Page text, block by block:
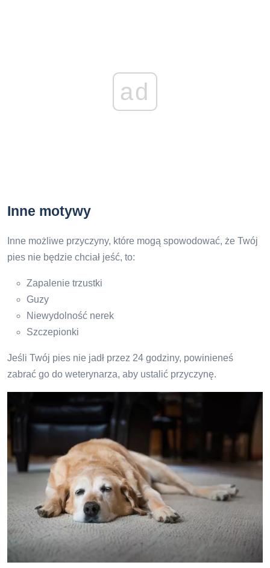
ad
Inne motywy
Inne możliwe przyczyny, które mogą spowodować, że Twój
pies nie będzie chciał jeść, to:
Zapalenie trzustki
Guzy
Niewydolność nerek
Szczepionki
Jeśli Twój pies nie jadł przez 24 godziny, powinieneś
zabrać go do weterynarza, aby ustalić przyczynę.